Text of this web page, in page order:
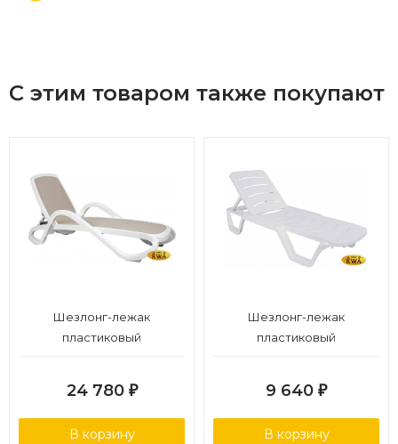
С этим товаром также покупают
Шезлонг-лежак
пластиковый
24 780 ₽
В корзину
Шезлонг-лежак
пластиковый
9 640 ₽
В корзину